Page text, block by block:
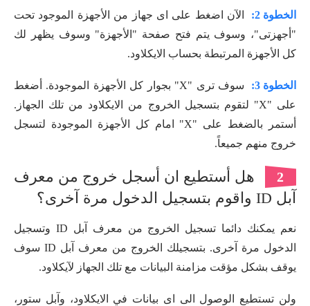
الخطوة 2:
الآن اضغط على اى جهاز من الأجهزة الموجود تحت
"أجهزتى"، وسوف يتم فتح صفحة "الأجهزة" وسوف يظهر لك
كل الأجهزة المرتبطة بحساب الايكلاود.
الخطوة 3:
سوف ترى "X" بجوار كل الأجهزة الموجودة. أضغط
على "X" لتقوم بتسجيل الخروج من الايكلاود من تلك الجهاز.
أستمر بالضغط على "X" امام كل الأجهزة الموجودة لتسجل
خروج منهم جميعاً.
2
هل أستطيع ان أسجل خروج من معرف
آبل ID واقوم بتسجيل الدخول مرة آخرى؟
نعم يمكنك دائما تسجيل الخروج من معرف آبل ID وتسجيل
الدخول مرة آخرى. بتسجيلك الخروج من معرف آبل ID سوف
يوقف بشكل مؤقت مزامنة البيانات مع تلك الجهاز لآيكلاود.
ولن تستطيع الوصول الى اى بيانات في الايكلاود، وآبل ستور،